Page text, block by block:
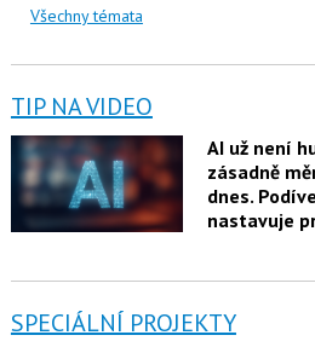
Všechny témata
TIP NA VIDEO
AI už není
zásadně
dnes.
nastavuje
SPECIÁLNÍ PROJEKTY